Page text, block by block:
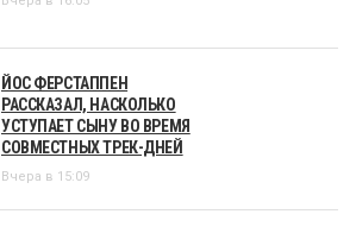
ЙОС ФЕРСТАППЕН
РАССКАЗАЛ, НАСКОЛЬКО
УСТУПАЕТ СЫНУ ВО ВРЕМЯ
СОВМЕСТНЫХ ТРЕК-ДНЕЙ
Вчера в 15:09